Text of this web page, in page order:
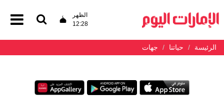
الظهر
12:28
الرئيسة حياتنا جهات